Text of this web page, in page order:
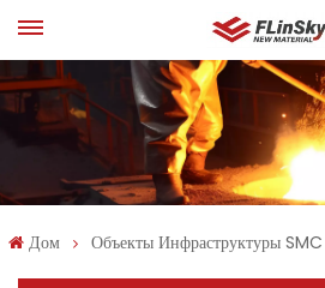
Дом Объекты Инфраструктуры